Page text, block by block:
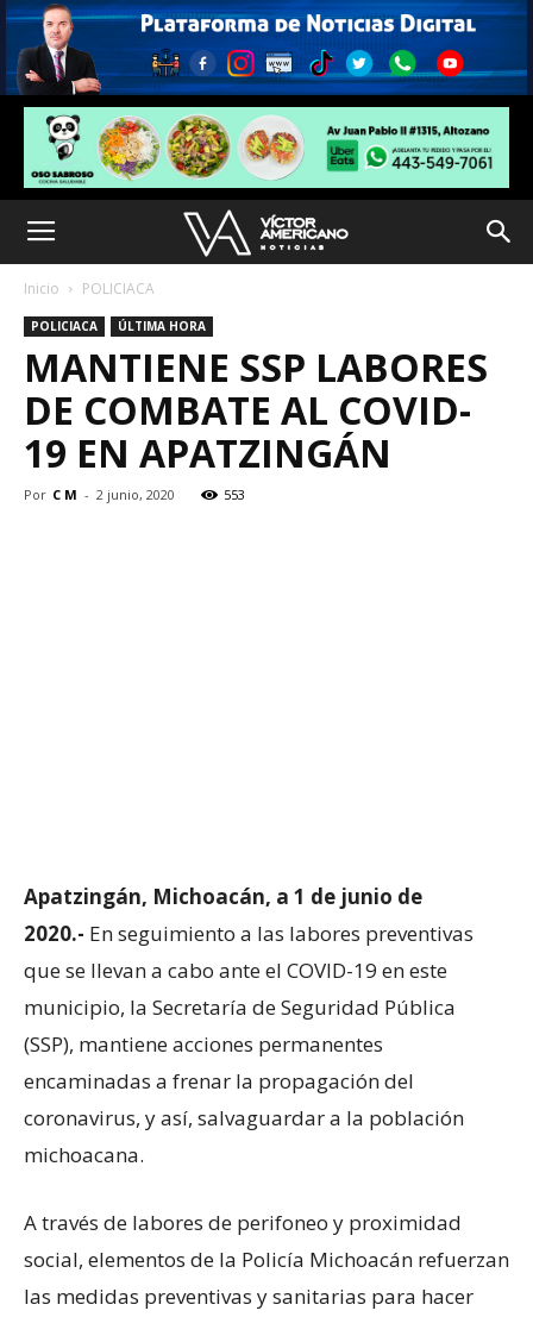
Inicio POLICIACA
POLICIACA ÚLTIMA HORA
MANTIENE SSP LABORES
DE COMBATE AL COVID-
19 EN APATZINGÁN
Por C M - 2 junio, 2020 553
Apatzingán, Michoacán, a 1 de junio de
2020.- En seguimiento a las labores preventivas
que se llevan a cabo ante el COVID-19 en este
municipio, la Secretaría de Seguridad Pública
(SSP), mantiene acciones permanentes
encaminadas a frenar la propagación del
coronavirus, y así, salvaguardar a la población
michoacana.
A través de labores de perifoneo y proximidad
social, elementos de la Policía Michoacán refuerzan
las medidas preventivas y sanitarias para hacer